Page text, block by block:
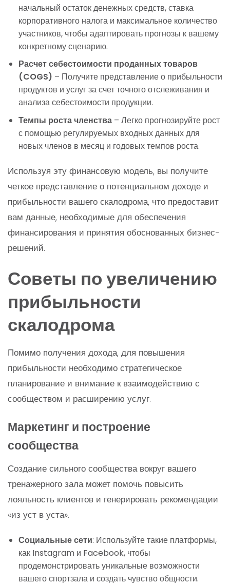
начальный остаток денежных средств, ставка
корпоративного налога и максимальное количество
участников, чтобы адаптировать прогнозы к вашему
конкретному сценарию.
Расчет себестоимости проданных товаров
(COGS) – Получите представление о прибыльности
продуктов и услуг за счет точного отслеживания и
анализа себестоимости продукции.
Темпы роста членства– Легко прогнозируйте рост
с помощью регулируемых входных данных для
новых членов в месяц и годовых темпов роста.
Используя эту финансовую модель, вы получите
четкое представление о потенциальном доходе и
прибыльности вашего скалодрома, что предоставит
вам данные, необходимые для обеспечения
финансирования и принятия обоснованных бизнес-
решений.
Советы по увеличению
прибыльности
скалодрома
Помимо получения дохода, для повышения
прибыльности необходимо стратегическое
планирование и внимание к взаимодействию с
сообществом и расширению услуг.
Маркетинг и построение
сообщества
Создание сильного сообщества вокруг вашего
тренажерного зала может помочь повысить
лояльность клиентов и генерировать рекомендации
«из уст в уста».
Социальные сети: Используйте такие платформы,
как Instagram и Facebook, чтобы
продемонстрировать уникальные возможности
вашего спортзала и создать чувство общности.